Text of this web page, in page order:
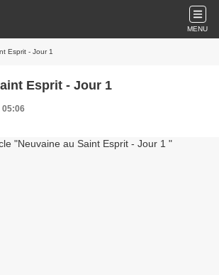
MENU
Esprit - Jour 1
Esprit - Jour 1
05:06